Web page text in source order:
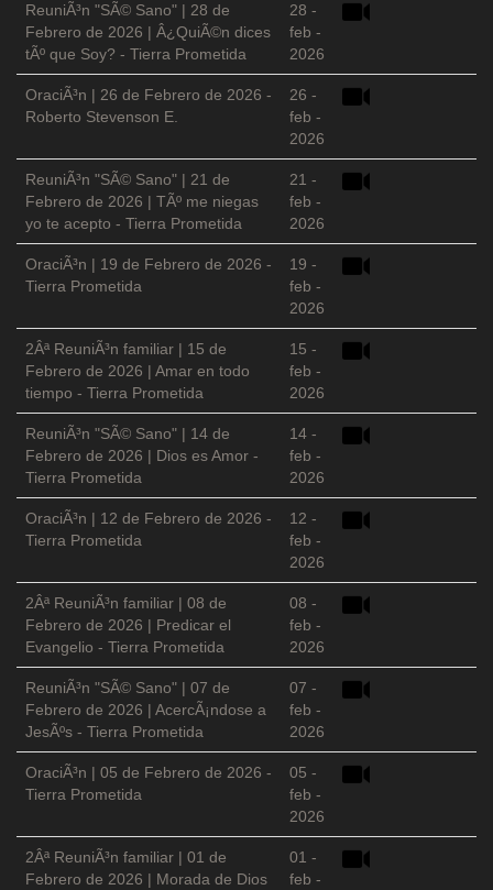
ReuniÃ³n "SÃ© Sano" | 28 de
Febrero de 2026 | Â¿QuiÃ©n dices
tÃº que Soy? - Tierra Prometida
28 -
feb -
2026
OraciÃ³n | 26 de Febrero de 2026 -
Roberto Stevenson E.
26 -
feb -
2026
ReuniÃ³n "SÃ© Sano" | 21 de
Febrero de 2026 | TÃº me niegas
yo te acepto - Tierra Prometida
21 -
feb -
2026
OraciÃ³n | 19 de Febrero de 2026 -
Tierra Prometida
19 -
feb -
2026
2Âª ReuniÃ³n familiar | 15 de
Febrero de 2026 | Amar en todo
tiempo - Tierra Prometida
15 -
feb -
2026
ReuniÃ³n "SÃ© Sano" | 14 de
Febrero de 2026 | Dios es Amor -
Tierra Prometida
14 -
feb -
2026
OraciÃ³n | 12 de Febrero de 2026 -
Tierra Prometida
12 -
feb -
2026
2Âª ReuniÃ³n familiar | 08 de
Febrero de 2026 | Predicar el
Evangelio - Tierra Prometida
08 -
feb -
2026
ReuniÃ³n "SÃ© Sano" | 07 de
Febrero de 2026 | AcercÃ¡ndose a
JesÃºs - Tierra Prometida
07 -
feb -
2026
OraciÃ³n | 05 de Febrero de 2026 -
Tierra Prometida
05 -
feb -
2026
2Âª ReuniÃ³n familiar | 01 de
Febrero de 2026 | Morada de Dios
01 -
feb -